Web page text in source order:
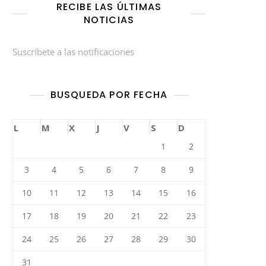
RECIBE LAS ÚLTIMAS
NOTICIAS
Suscríbete a las notificaciones
BUSQUEDA POR FECHA
L M X J V S D
1 2
3 4 5 6 7 8 9
10 11 12 13 14 15 16
17 18 19 20 21 22 23
24 25 26 27 28 29 30
31